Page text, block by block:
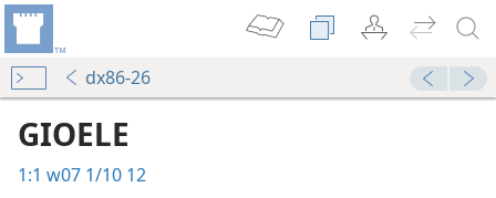
dx86-26
GIOELE
1:1 w07 1/10 12